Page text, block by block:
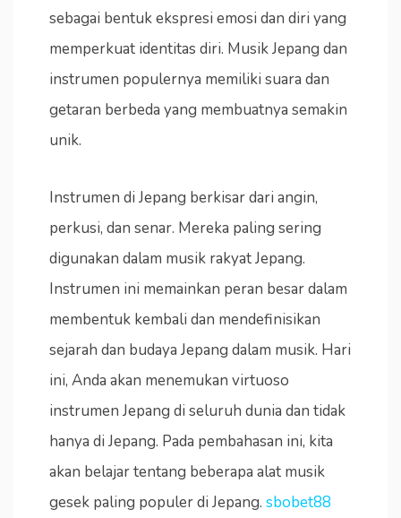
sebagai bentuk ekspresi emosi dan diri yang
memperkuat identitas diri. Musik Jepang dan
instrumen populernya memiliki suara dan
getaran berbeda yang membuatnya semakin
unik.
Instrumen di Jepang berkisar dari angin,
perkusi, dan senar. Mereka paling sering
digunakan dalam musik rakyat Jepang.
Instrumen ini memainkan peran besar dalam
membentuk kembali dan mendefinisikan
sejarah dan budaya Jepang dalam musik. Hari
ini, Anda akan menemukan virtuoso
instrumen Jepang di seluruh dunia dan tidak
hanya di Jepang. Pada pembahasan ini, kita
akan belajar tentang beberapa alat musik
gesek paling populer di Jepang. sbobet88